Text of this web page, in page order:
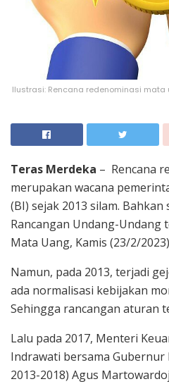
Ilustrasi: Rencana redenominasi mata
Teras Merdeka – Rencana
merupakan wacana
(BI) sejak 2013 silam.
Rancangan Undang-Undang
Mata Uang, Kamis (23/2/
Namun, pada 2013, terjadi
ada normalisasi kebijakan
Sehingga rancangan aturan
Lalu pada 2017, Menteri
Indrawati bersama
2013-2018) Agus